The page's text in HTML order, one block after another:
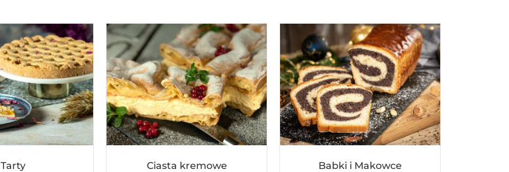
Tarty Ciasta kremowe Babki i Makowce